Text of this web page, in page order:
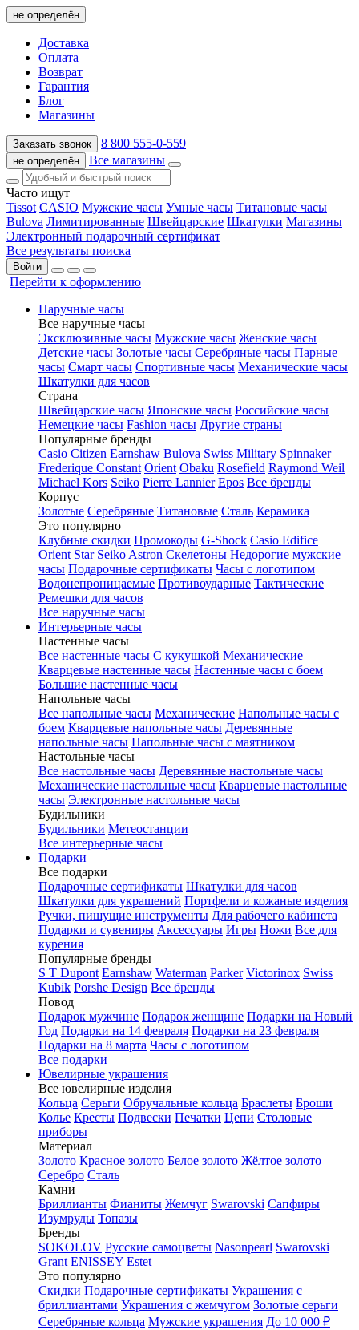
не определён
Доставка
Оплата
Возврат
Гарантия
Блог
Магазины
Заказать звонок 8 800 555-0-559
не определён Все магазины
Часто ищут
Tissot CASIO Мужские часы Умные часы Титановые часы
Bulova Лимитированные Швейцарские Шкатулки Магазины
Электронный подарочный сертификат
Все результаты поиска
Войти
Перейти к оформлению
Наручные часы
Все наручные часы
Эксклюзивные часы Мужские часы Женские часы
Детские часы Золотые часы Серебряные часы Парные
часы Смарт часы Спортивные часы Механические часы
Шкатулки для часов
Страна
Швейцарские часы Японские часы Российские часы
Немецкие часы Fashion часы Другие страны
Популярные бренды
Casio Citizen Earnshaw Bulova Swiss Military Spinnaker
Frederique Constant Orient Obaku Rosefield Raymond Weil
Michael Kors Seiko Pierre Lannier Epos Все бренды
Корпус
Золотые Серебряные Титановые Сталь Керамика
Это популярно
Клубные скидки Промокоды G-Shock Casio Edifice
Orient Star Seiko Astron Скелетоны Недорогие мужские
часы Подарочные сертификаты Часы с логотипом
Водонепроницаемые Противоударные Тактические
Ремешки для часов
Все наручные часы
Интерьерные часы
Настенные часы
Все настенные часы С кукушкой Механические
Кварцевые настенные часы Настенные часы с боем
Большие настенные часы
Напольные часы
Все напольные часы Механические Напольные часы с
боем Кварцевые напольные часы Деревянные
напольные часы Напольные часы с маятником
Настольные часы
Все настольные часы Деревянные настольные часы
Механические настольные часы Кварцевые настольные
часы Электронные настольные часы
Будильники
Будильники Метеостанции
Все интерьерные часы
Подарки
Все подарки
Подарочные сертификаты Шкатулки для часов
Шкатулки для украшений Портфели и кожаные изделия
Ручки, пишущие инструменты Для рабочего кабинета
Подарки и сувениры Аксессуары Игры Ножи Все для
курения
Популярные бренды
S T Dupont Earnshaw Waterman Parker Victorinox Swiss
Kubik Porshe Design Все бренды
Повод
Подарок мужчине Подарок женщине Подарки на Новый
Год Подарки на 14 февраля Подарки на 23 февраля
Подарки на 8 марта Часы с логотипом
Все подарки
Ювелирные украшения
Все ювелирные изделия
Кольца Серьги Обручальные кольца Браслеты Броши
Колье Кресты Подвески Печатки Цепи Столовые
приборы
Материал
Золото Красное золото Белое золото Жёлтое золото
Серебро Сталь
Камни
Бриллианты Фианиты Жемчуг Swarovski Сапфиры
Изумруды Топазы
Бренды
SOKOLOV Русские самоцветы Nasonpearl Swarovski
Grant ENISSEY Estet
Это популярно
Скидки Подарочные сертификаты Украшения с
бриллиантами Украшения с жемчугом Золотые серьги
Серебряные кольца Мужские украшения До 10 000 ₽